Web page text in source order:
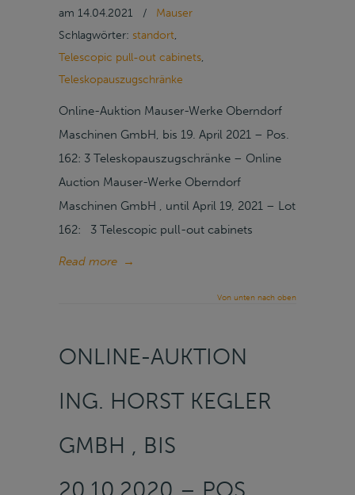
am 14.04.2021 /
Mauser
Schlagwörter: standort,
Telescopic pull-out cabinets,
Teleskopauszugschränke
Online-Auktion Mauser-Werke Oberndorf
Maschinen GmbH, bis 19. April 2021 – Pos.
162: 3 Teleskopauszugschränke – Online
Auction Mauser-Werke Oberndorf
Maschinen GmbH , until April 19, 2021 – Lot
162: 3 Telescopic pull-out cabinets
Read more →
Von unten nach oben
ONLINE-AUKTION
ING. HORST KEGLER
GMBH , BIS
20.10.2020 – POS.